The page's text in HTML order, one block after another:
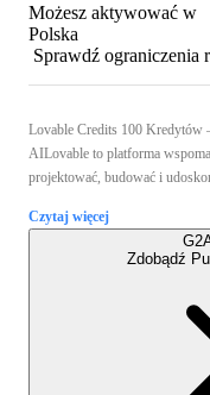
Możesz aktywować w
Polska
Sprawdź ograniczenia
Lovable Credits 100 Kredytów
AILovable to platforma
projektować, budować i
Czytaj więcej
Zdobądź